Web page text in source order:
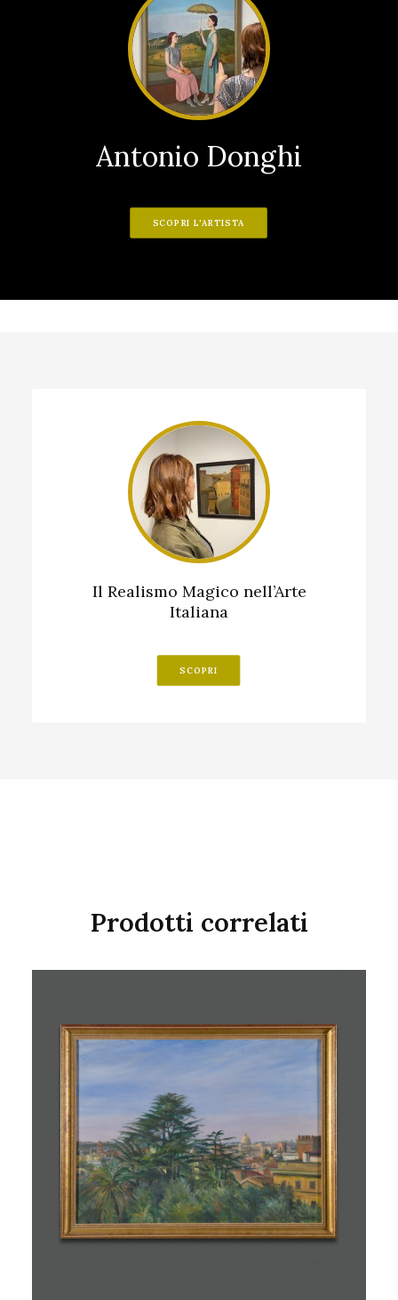
Antonio Donghi
SCOPRI L'ARTISTA
Il Realismo Magico nell’Arte
Italiana
SCOPRI
Prodotti correlati